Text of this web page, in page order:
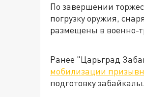
По завершении
погрузку оружия,
размещены в военно-
Ранее "Царьград
мобилизации
подготовку